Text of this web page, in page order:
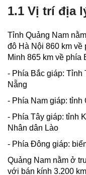
1.1 Vị trí địa
Tỉnh Quảng Nam
đô Hà Nội 860 km về
Minh 865 km về phía
- Phía Bắc giáp: Tỉnh
Nẵng
- Phía Nam giáp: tỉnh
- Phía Tây giáp: tỉnh
Nhân dân Lào
- Phía Đông giáp:
Quảng Nam nằm ở
với bán kính 3.200